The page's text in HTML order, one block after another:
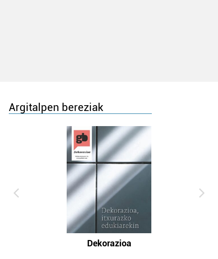
Argitalpen bereziak
Dekorazioa